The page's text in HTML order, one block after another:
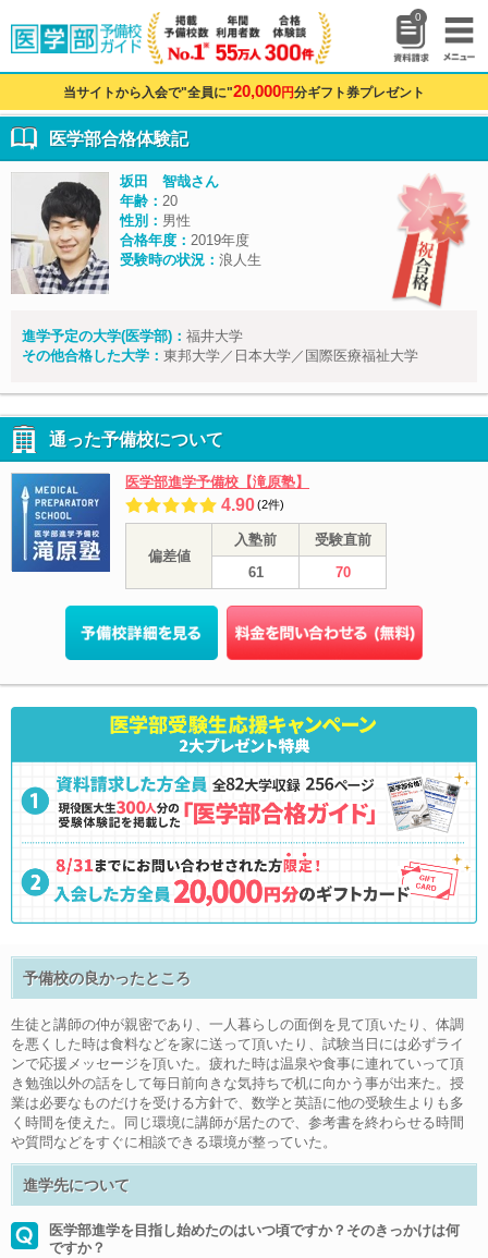
0
当サイトから入会で"全員に"20,000円分ギフト券プレゼント
医学部合格体験記
坂田 智哉さん
年齢： 20
性別： 男性
合格年度： 2019年度
受験時の状況： 浪人生
進学予定の大学(医学部)： 福井大学
その他合格した大学： 東邦大学／日本大学／国際医療福祉大学
通った予備校について
医学部進学予備校【滝原塾】
4.90(2件)
偏差値
入塾前
受験直前
61
70
予備校の良かったところ
生徒と講師の仲が親密であり、一人暮らしの面倒を見て頂いたり、体調
を悪くした時は食料などを家に送って頂いたり、試験当日には必ずライ
ンで応援メッセージを頂いた。疲れた時は温泉や食事に連れていって頂
き勉強以外の話をして毎日前向きな気持ちで机に向かう事が出来た。授
業は必要なものだけを受ける方針で、数学と英語に他の受験生よりも多
く時間を使えた。同じ環境に講師が居たので、参考書を終わらせる時間
や質問などをすぐに相談できる環境が整っていた。
進学先について
医学部進学を目指し始めたのはいつ頃ですか？そのきっかけは何
ですか？